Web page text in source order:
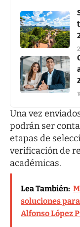
Una vez
podrán ser
etapas de
verificación de
académicas.
Lea También:
soluciones
Alfonso López